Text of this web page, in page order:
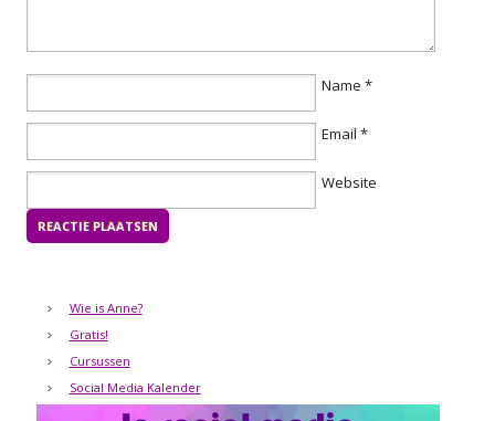
Name *
Email *
Website
Wie is Anne?
Gratis!
Cursussen
Social Media Kalender